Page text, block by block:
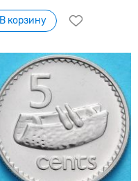
В корзину